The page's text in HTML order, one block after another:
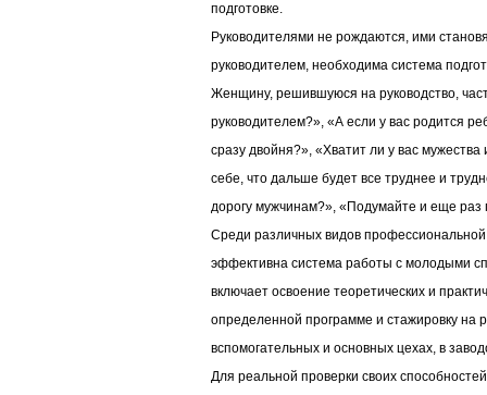
подготовке.
Руководителями не рождаются, ими
руководителем, необходима система
Женщину, решившуюся на руководство,
руководителем?», «А если у вас родится
сразу двойня?», «Хватит ли у вас
себе, что дальше будет все труднее и
дорогу мужчинам?», «Подумайте и еще раз
Среди различных видов профессиональной
эффективна система работы с молодыми
включает освоение теоретических и
определенной программе и стажировку на
вспомогательных и основных цехах, в
Для реальной проверки своих